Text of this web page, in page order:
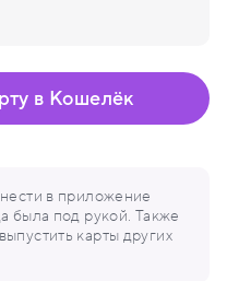
в приложение
была под рукой. Также
карты других
в Кошелёк